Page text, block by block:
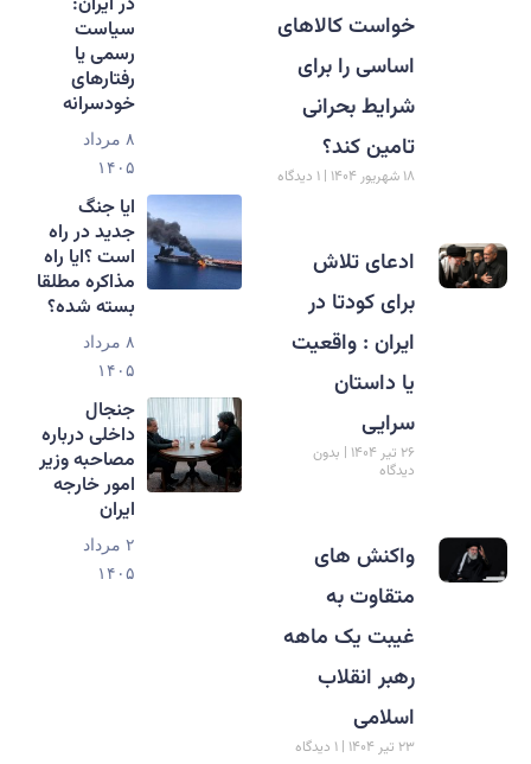
خواست کالاهای
اساسی را برای
شرایط بحرانی
تامین کند؟
۱۸ شهریور ۱۴۰۴ ۱ دیدگاه
ادعای تلاش
برای کودتا در
ایران : واقعیت
یا داستان
سرایی
۲۶ تیر ۱۴۰۴
بدون
دیدگاه
واکنش های
متقاوت به
غیبت یک ماهه
رهبر انقلاب
اسلامی
۲۳ تیر ۱۴۰۴ ۱ دیدگاه
سیاست
رسمی یا
رفتارهای
خودسرانه
۸ مرداد
۱۴۰۵
ایا جنگ
جدید در راه
است ؟ایا راه
مذاکره مطلقا
بسته شده؟
۸ مرداد
۱۴۰۵
جنجال
داخلی درباره
مصاحبه وزیر
امور خارجه
ایران
۲ مرداد
۱۴۰۵